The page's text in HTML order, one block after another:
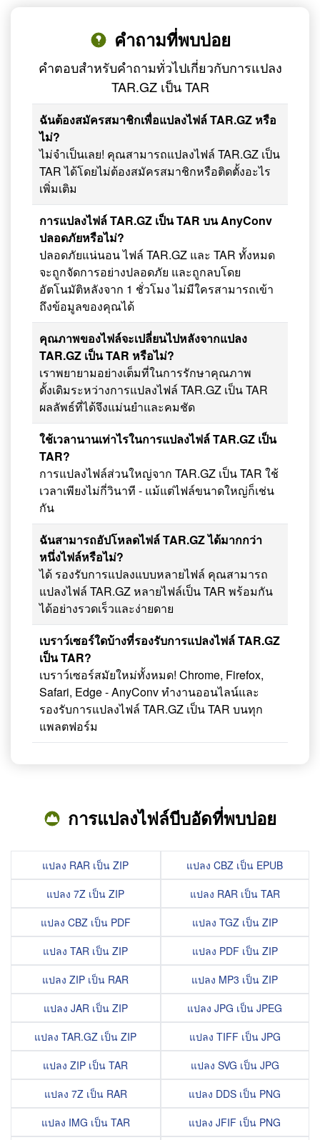
คำถามที่พบบ่อย
คำตอบสำหรับคำถามทั่วไปเกี่ยวกับการแปลง
TAR.GZ เป็น TAR
ฉันต้องสมัครสมาชิกเพื่อแปลงไฟล์ TAR.GZ หรือ
ไม่?
ไม่จำเป็นเลย! คุณสามารถแปลงไฟล์ TAR.GZ เป็น
TAR ได้โดยไม่ต้องสมัครสมาชิกหรือติดตั้งอะไร
เพิ่มเติม
การแปลงไฟล์ TAR.GZ เป็น TAR บน AnyConv
ปลอดภัยหรือไม่?
ปลอดภัยแน่นอน ไฟล์ TAR.GZ และ TAR ทั้งหมด
จะถูกจัดการอย่างปลอดภัย และถูกลบโดย
อัตโนมัติหลังจาก 1 ชั่วโมง ไม่มีใครสามารถเข้า
ถึงข้อมูลของคุณได้
คุณภาพของไฟล์จะเปลี่ยนไปหลังจากแปลง
TAR.GZ เป็น TAR หรือไม่?
เราพยายามอย่างเต็มที่ในการรักษาคุณภาพ
ดั้งเดิมระหว่างการแปลงไฟล์ TAR.GZ เป็น TAR
ผลลัพธ์ที่ได้จึงแม่นยำและคมชัด
ใช้เวลานานเท่าไรในการแปลงไฟล์ TAR.GZ เป็น
TAR?
การแปลงไฟล์ส่วนใหญ่จาก TAR.GZ เป็น TAR ใช้
เวลาเพียงไม่กี่วินาที - แม้แต่ไฟล์ขนาดใหญ่ก็เช่น
กัน
ฉันสามารถอัปโหลดไฟล์ TAR.GZ ได้มากกว่า
หนึ่งไฟล์หรือไม่?
ได้ รองรับการแปลงแบบหลายไฟล์ คุณสามารถ
แปลงไฟล์ TAR.GZ หลายไฟล์เป็น TAR พร้อมกัน
ได้อย่างรวดเร็วและง่ายดาย
เบราว์เซอร์ใดบ้างที่รองรับการแปลงไฟล์ TAR.GZ
เป็น TAR?
เบราว์เซอร์สมัยใหม่ทั้งหมด! Chrome, Firefox,
Safari, Edge - AnyConv ทำงานออนไลน์และ
รองรับการแปลงไฟล์ TAR.GZ เป็น TAR บนทุก
แพลตฟอร์ม
การแปลงไฟล์บีบอัดที่พบบ่อย
แปลง RAR เป็น ZIP
แปลง 7Z เป็น ZIP
แปลง CBZ เป็น PDF
แปลง TAR เป็น ZIP
แปลง ZIP เป็น RAR
แปลง JAR เป็น ZIP
แปลง TAR.GZ เป็น ZIP
แปลง ZIP เป็น TAR
แปลง 7Z เป็น RAR
แปลง IMG เป็น TAR
แปลง CBZ เป็น EPUB
แปลง RAR เป็น TAR
แปลง TGZ เป็น ZIP
แปลง PDF เป็น ZIP
แปลง MP3 เป็น ZIP
แปลง JPG เป็น JPEG
แปลง TIFF เป็น JPG
แปลง SVG เป็น JPG
แปลง DDS เป็น PNG
แปลง JFIF เป็น PNG